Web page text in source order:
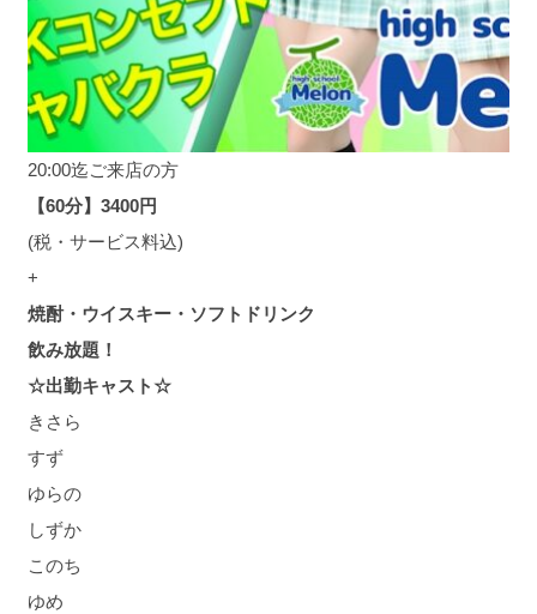
20:00迄ご来店の方
【60分】3400円
(税・サービス料込)
+
焼酎・ウイスキー・ソフトドリンク
飲み放題！
☆出勤キャスト☆
きさら
すず
ゆらの
しずか
このち
ゆめ